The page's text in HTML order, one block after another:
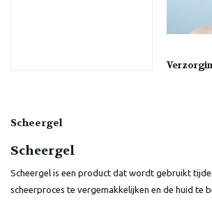
Scheergel
Scheergel
Scheergel is een product dat wordt gebruikt
scheerproces te vergemakkelijken en de huid te